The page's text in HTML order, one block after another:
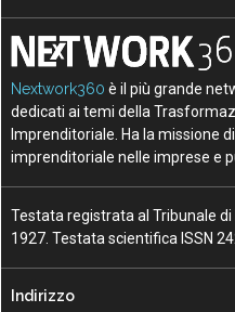
Nextwork360 è il più grande
dedicati ai temi della
Imprenditoriale. Ha la missione
imprenditoriale nelle imprese e
Testata registrata al Tribunale
1927. Testata scientifica ISSN
Indirizzo